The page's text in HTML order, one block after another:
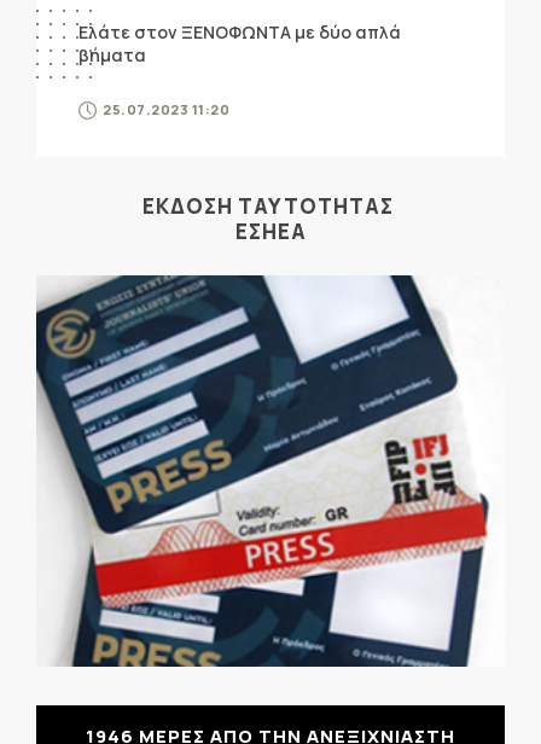
Ελάτε στον ΞΕΝΟΦΩΝΤΑ με δύο απλά
βήματα
25.07.2023 11:20
ΕΚΔΟΣΗ ΤΑΥΤΟΤΗΤΑΣ
ΕΣΗΕΑ
1946 ΜΕΡΕΣ ΑΠΟ ΤΗΝ ΑΝΕΞΙΧΝΙΑΣΤΗ